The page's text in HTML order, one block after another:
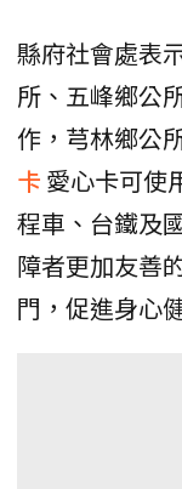
縣府社會處表
所、五峰鄉公
作，芎林鄉公
卡 愛心卡可使
程車、台鐵及
障者更加友善
門，促進身心